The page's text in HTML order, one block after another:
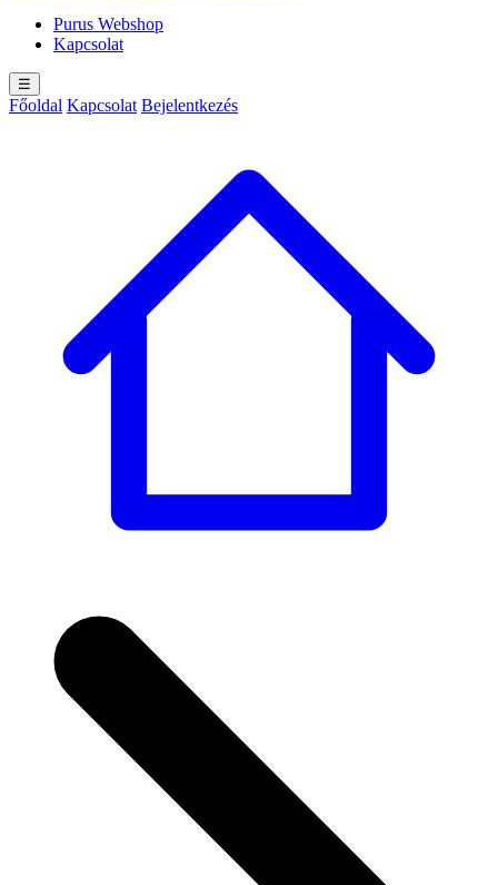
Purus Webshop
Kapcsolat
☰
Főoldal Kapcsolat Bejelentkezés